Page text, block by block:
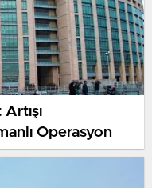
Operasyon